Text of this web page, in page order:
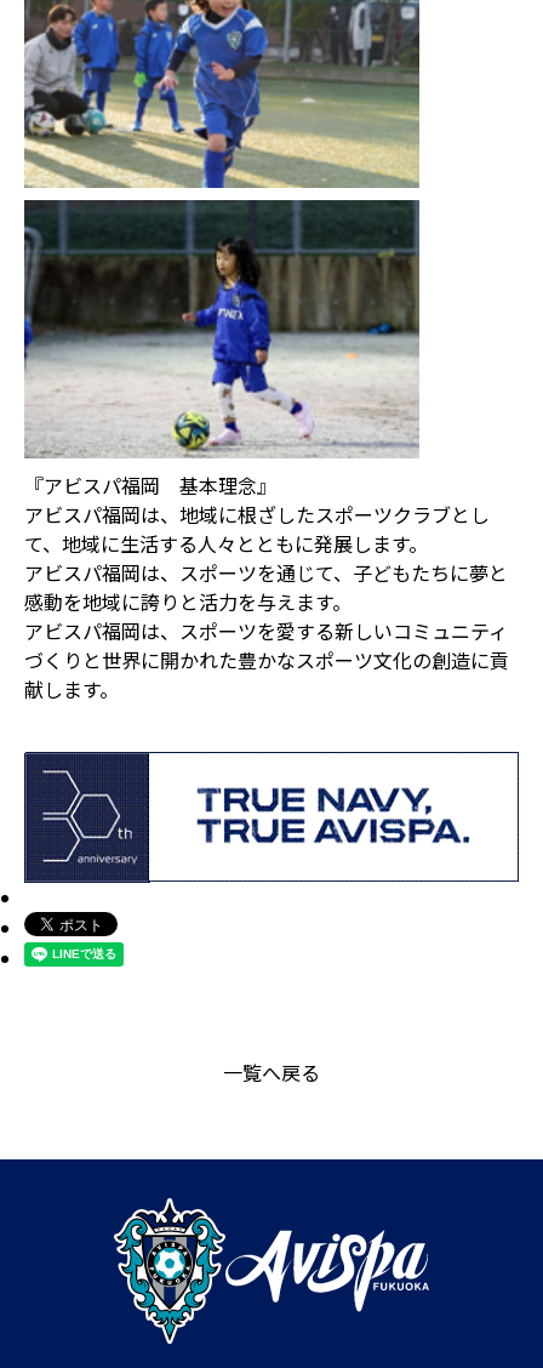
『アビスパ福岡 基本理念』
アビスパ福岡は、地域に根ざしたスポーツクラブとし
て、地域に生活する人々とともに発展します。
アビスパ福岡は、スポーツを通じて、子どもたちに夢と
感動を地域に誇りと活力を与えます。
アビスパ福岡は、スポーツを愛する新しいコミュニティ
づくりと世界に開かれた豊かなスポーツ文化の創造に貢
献します。
一覧へ戻る